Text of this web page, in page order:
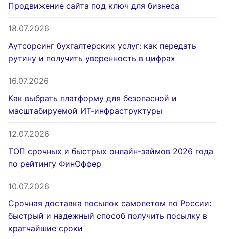
Продвижение сайта под ключ для бизнеса
18.07.2026
Аутсорсинг бухгалтерских услуг: как передать
рутину и получить уверенность в цифрах
16.07.2026
Как выбрать платформу для безопасной и
масштабируемой ИТ-инфраструктуры
12.07.2026
ТОП срочных и быстрых онлайн-займов 2026 года
по рейтингу ФинОффер
10.07.2026
Срочная доставка посылок самолетом по России:
быстрый и надежный способ получить посылку в
кратчайшие сроки